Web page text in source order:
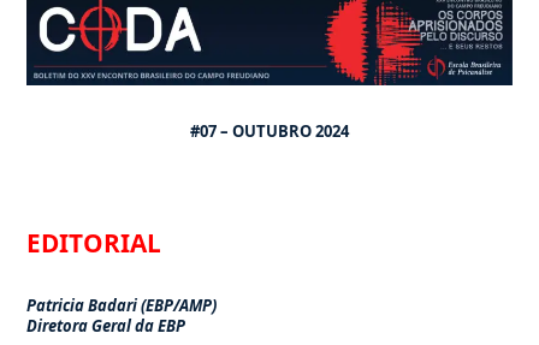
#07 – OUTUBRO 2024
EDITORIAL
Patricia Badari (EBP/AMP)
Diretora Geral da EBP